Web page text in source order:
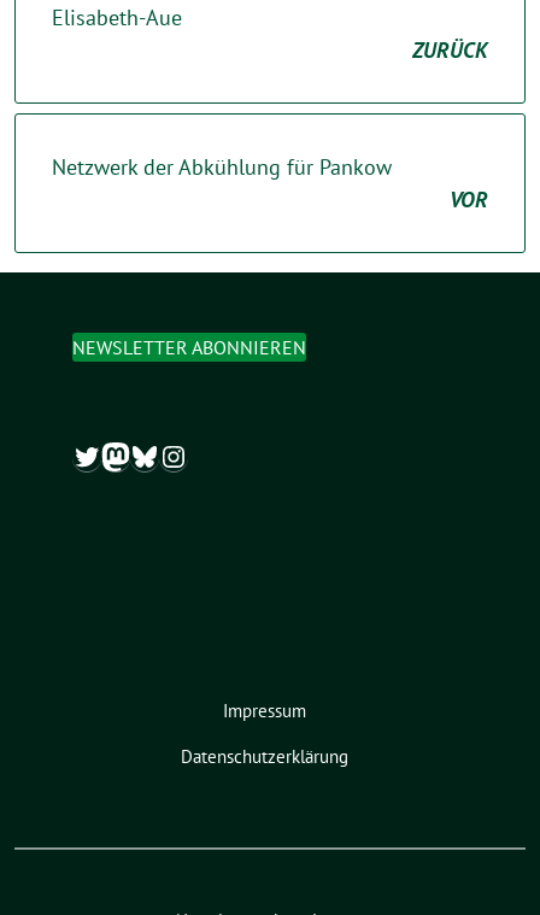
Elisabeth-Aue
ZURÜCK
Netzwerk der Abkühlung für Pankow
VOR
NEWSLETTER ABONNIEREN
Twitter
Mastodon
Bluesky
Instagram
Impressum
Datenschutzerklärung